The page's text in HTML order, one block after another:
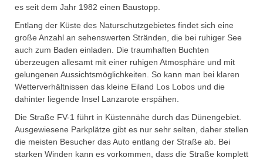
es seit dem Jahr 1982 einen Baustopp.
Entlang der Küste des Naturschutzgebietes findet sich eine
große Anzahl an sehenswerten Stränden, die bei ruhiger See
auch zum Baden einladen. Die traumhaften Buchten
überzeugen allesamt mit einer ruhigen Atmosphäre und mit
gelungenen Aussichtsmöglichkeiten. So kann man bei klaren
Wetterverhältnissen das kleine Eiland Los Lobos und die
dahinter liegende Insel Lanzarote erspähen.
Die Straße FV-1 führt in Küstennähe durch das Dünengebiet.
Ausgewiesene Parkplätze gibt es nur sehr selten, daher stellen
die meisten Besucher das Auto entlang der Straße ab. Bei
starken Winden kann es vorkommen, dass die Straße komplett